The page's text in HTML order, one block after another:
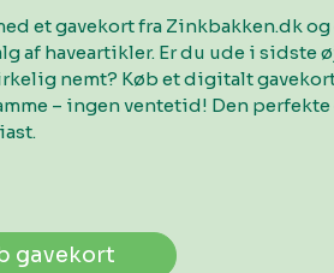
et gavekort fra Zinkbakken.dk
af haveartikler. Er du ude i sidste
nemt? Køb et digitalt
– ingen ventetid! Den
gavekort